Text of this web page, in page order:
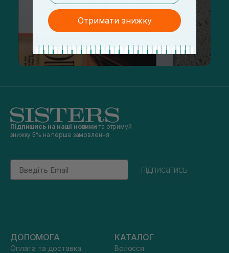
Підпишись на наші новини та отримуй
знижку 5% на перше замовлення
Email
підписатись
ДОПОМОГА
Оплата та доставка
КАТАЛОГ
Волосся
Отримати знижку